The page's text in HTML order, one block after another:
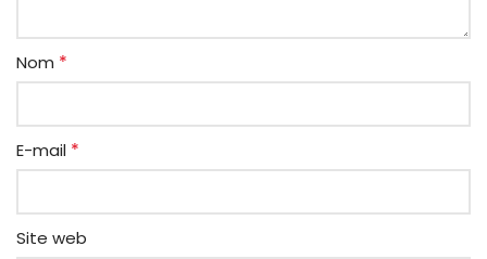
Nom *
E-mail *
Site web